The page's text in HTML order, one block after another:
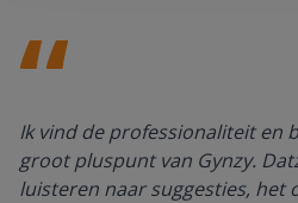
Ik vind de professionaliteit en
groot pluspunt van Gynzy.
luisteren naar suggesties, het